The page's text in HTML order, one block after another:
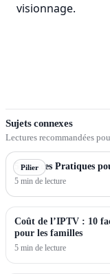
visionnage.
Sujets connexes
Lectures recommandées
Pilier
5 Astuces Pratiques
5 min de lecture
Coût de l’IPTV : 10
pour les familles
5 min de lecture